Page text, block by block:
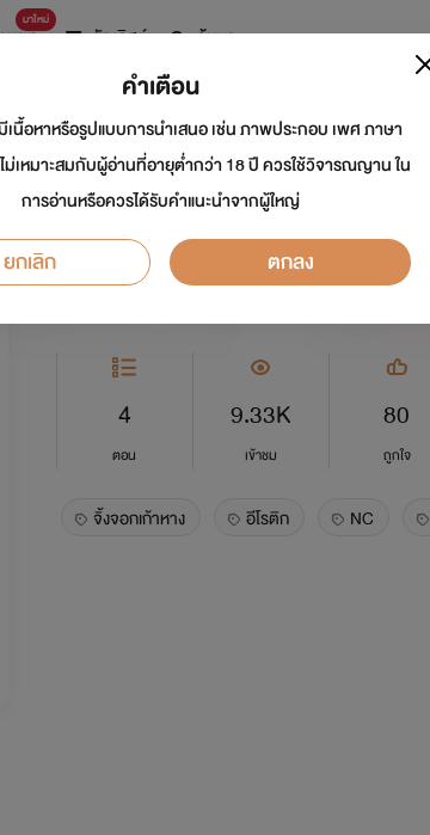
มาใหม่
แชท ธัญลิสต์ ค้นหา
ไปเป็นจิ้งจอกเก้าหา
นักเขียน:XBahamutX
อีโรติก
4
ตอน
9.33K
เข้าชม
80
ถูกใจ
จิ้งจอกเก้าหาง อีโรติก NC
คำเตือน
เนื้อหาหรือรูปแบบการนำเสนอ เช่น ภาพประกอบ เพศ ภาษา
ม่เหมาะสมกับผู้อ่านที่อายุต่ำกว่า 18 ปี ควรใช้วิจารณญาน ใน
การอ่านหรือควรได้รับคำแนะนำจากผู้ใหญ่
ยกเลิก ตกลง